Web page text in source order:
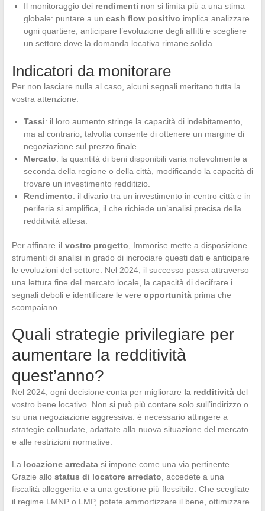
Il monitoraggio dei rendimenti non si limita più a una stima
globale: puntare a un cash flow positivo implica analizzare
ogni quartiere, anticipare l’evoluzione degli affitti e scegliere
un settore dove la domanda locativa rimane solida.
Indicatori da monitorare
Per non lasciare nulla al caso, alcuni segnali meritano tutta la
vostra attenzione:
Tassi: il loro aumento stringe la capacità di indebitamento,
ma al contrario, talvolta consente di ottenere un margine di
negoziazione sul prezzo finale.
Mercato: la quantità di beni disponibili varia notevolmente a
seconda della regione o della città, modificando la capacità di
trovare un investimento redditizio.
Rendimento: il divario tra un investimento in centro città e in
periferia si amplifica, il che richiede un’analisi precisa della
redditività attesa.
Per affinare il vostro progetto , Immorise mette a disposizione
strumenti di analisi in grado di incrociare questi dati e anticipare
le evoluzioni del settore. Nel 2024, il successo passa attraverso
una lettura fine del mercato locale, la capacità di decifrare i
segnali deboli e identificare le vere opportunitàprima che
scompaiano.
Quali strategie privilegiare per
aumentare la redditività
quest’anno?
Nel 2024, ogni decisione conta per migliorare la redditivitàdel
vostro bene locativo. Non si può più contare solo sull’indirizzo o
su una negoziazione aggressiva: è necessario attingere a
strategie collaudate, adattate alla nuova situazione del mercato
e alle restrizioni normative.
La locazione arredatasi impone come una via pertinente.
Grazie allo status di locatore arredato , accedete a una
fiscalità alleggerita e a una gestione più flessibile. Che scegliate
il regime LMNP o LMP, potete ammortizzare il bene, ottimizzare